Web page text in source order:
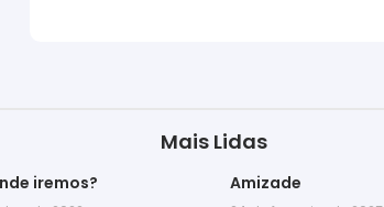
Mais Lidas
iremos? Amizade